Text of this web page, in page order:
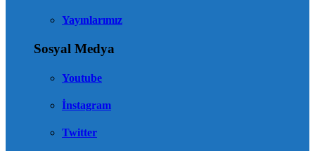
Yayınlarımız
Sosyal Medya
Youtube
İnstagram
Twitter